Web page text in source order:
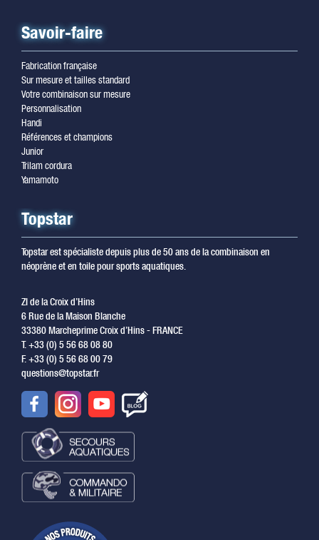
Savoir-faire
Fabrication française
Sur mesure et tailles standard
Votre combinaison sur mesure
Personnalisation
Handi
Références et champions
Junior
Trilam cordura
Yamamoto
Topstar
Topstar est spécialiste depuis plus de 50 ans de la combinaison en
néoprène et en toile pour sports aquatiques.
ZI de la Croix d’Hins
6 Rue de la Maison Blanche
33380 Marcheprime Croix d’Hins - FRANCE
T. +33 (0) 5 56 68 08 80
F. +33 (0) 5 56 68 00 79
questions@topstar.fr